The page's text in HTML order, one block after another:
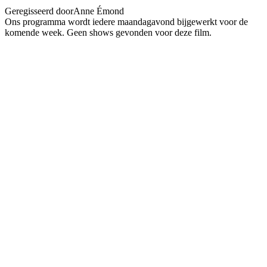
Geregisseerd doorAnne Émond
Ons programma wordt iedere maandagavond bijgewerkt voor de
komende week. Geen shows gevonden voor deze film.